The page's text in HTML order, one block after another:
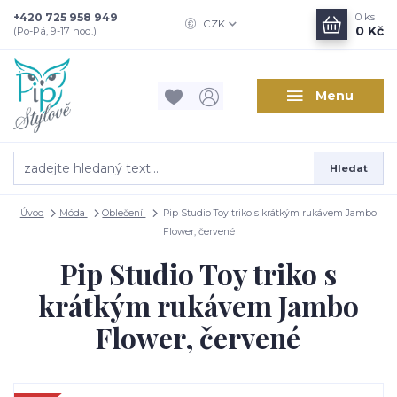
Menu
CZK
Hledat
+420 725 958 949
(Po-Pá, 9-17 hod.)
0 ks
0 Kč
Úvod Móda Oblečení
Pip Studio Toy triko s krátkým rukávem Jambo
Flower, červené
Pip Studio Toy triko s
krátkým rukávem Jambo
Flower, červené